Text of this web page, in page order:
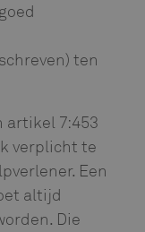
ten
artikel 7:453
verplicht te
Een
altijd
Die